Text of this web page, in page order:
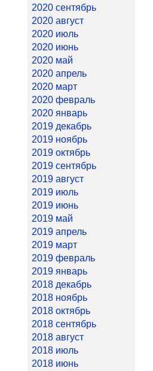
2020 сентябрь
2020 август
2020 июль
2020 июнь
2020 май
2020 апрель
2020 март
2020 февраль
2020 январь
2019 декабрь
2019 ноябрь
2019 октябрь
2019 сентябрь
2019 август
2019 июль
2019 июнь
2019 май
2019 апрель
2019 март
2019 февраль
2019 январь
2018 декабрь
2018 ноябрь
2018 октябрь
2018 сентябрь
2018 август
2018 июль
2018 июнь